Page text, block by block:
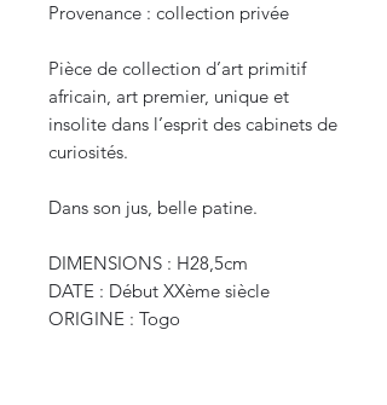
Provenance : collection privée
Pièce de collection d’art primitif
africain, art premier, unique et
insolite dans l’esprit des cabinets de
curiosités.
Dans son jus, belle patine.
DIMENSIONS : H28,5cm
DATE : Début XXème siècle
ORIGINE : Togo